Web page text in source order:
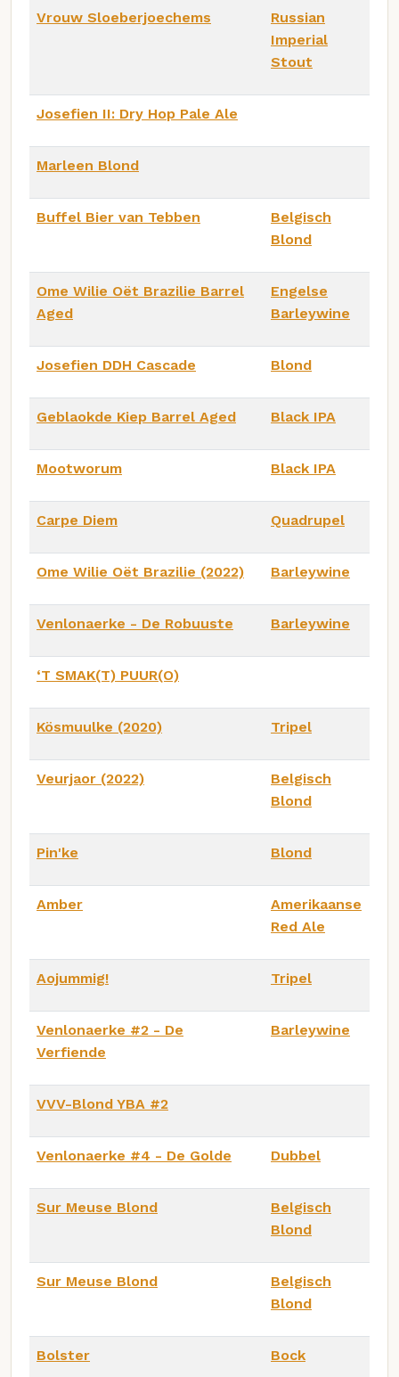
Vrouw Sloeberjoechems
Russian
Imperial
Stout
Josefien II: Dry Hop Pale Ale
Marleen Blond
Buffel Bier van Tebben
Belgisch
Blond
Ome Wilie Oët Brazilie Barrel
Aged
Engelse
Barleywine
Josefien DDH Cascade Blond
Geblaokde Kiep Barrel Aged Black IPA
Mootworum Black IPA
Carpe Diem Quadrupel
Ome Wilie Oët Brazilie (2022) Barleywine
Venlonaerke - De Robuuste Barleywine
‘T SMAK(T) PUUR(O)
Kösmuulke (2020) Tripel
Veurjaor (2022)
Belgisch
Blond
Pin'ke Blond
Amber
Amerikaanse
Red Ale
Aojummig! Tripel
Venlonaerke #2 - De
Verfiende
Barleywine
VVV-Blond YBA #2
Venlonaerke #4 - De Golde Dubbel
Sur Meuse Blond
Belgisch
Blond
Sur Meuse Blond
Belgisch
Blond
Bolster Bock